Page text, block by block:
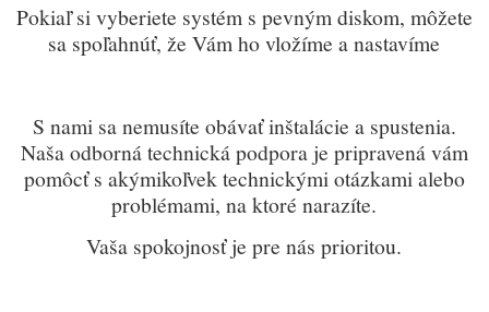
Pokiaľ si vyberiete systém s pevným diskom, môžete
sa spoľahnúť, že Vám ho vložíme a nastavíme
S nami sa nemusíte obávať inštalácie a spustenia.
Naša odborná technická podpora je pripravená vám
pomôcť s akýmikoľvek technickými otázkami alebo
problémami, na ktoré narazíte.
Vaša spokojnosť je pre nás prioritou.